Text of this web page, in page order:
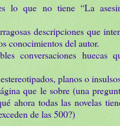
lo que no tiene “La
descripciones que
conocimientos del autor.
conversaciones huecas
planos o
que le sobre (una
ahora todas las novelas
de las 500?)